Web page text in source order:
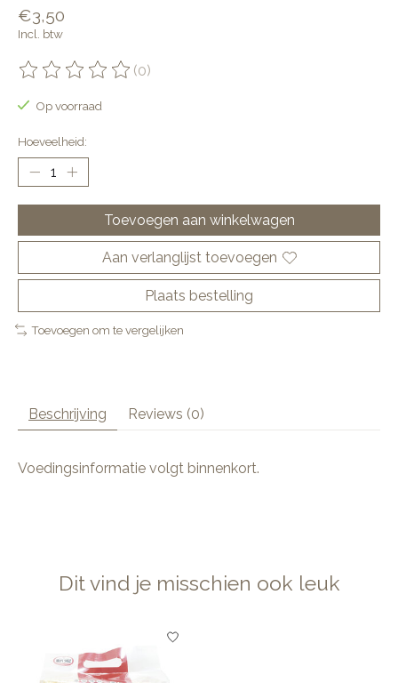
€3,50
Incl. btw
De beoordeling van dit product is
(0)
Op voorraad
Hoeveelheid:
Toevoegen aan winkelwagen
Aan verlanglijst toevoegen
Plaats bestelling
Toevoegen om te vergelijken
Beschrijving Reviews (0)
Voedingsinformatie volgt binnenkort.
Dit vind je misschien ook leuk
Items van productcarrousel